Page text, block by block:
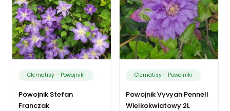
Clematisy - Powojniki
Powojnik Stefan
Franczak
Clematisy - Powojniki
Powojnik Vyvyan Pennell
Wielkokwiatowy 2L